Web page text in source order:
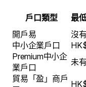
戶口類型 最
開戶易
沒有
中小企業戶口
Premium中小企
業戶口
未
貿易「盈」商戶